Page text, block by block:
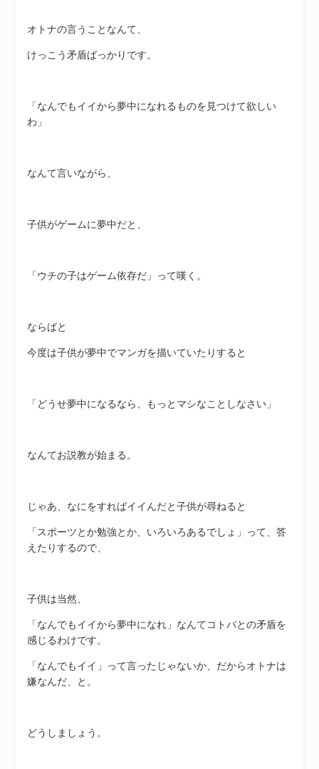
オトナの言うことなんて、
けっこう矛盾ばっかりです。
「なんでもイイから夢中になれるものを見つけて欲しい
わ」
なんて言いながら、
子供がゲームに夢中だと、
「ウチの子はゲーム依存だ」って嘆く。
ならばと
今度は子供が夢中でマンガを描いていたりすると
「どうせ夢中になるなら、もっとマシなことしなさい」
なんてお説教が始まる。
じゃあ、なにをすればイイんだと子供が尋ねると
「スポーツとか勉強とか、いろいろあるでしょ」って、答
えたりするので、
子供は当然、
「なんでもイイから夢中になれ」なんてコトバとの矛盾を
感じるわけです。
「なんでもイイ」って言ったじゃないか、だからオトナは
嫌なんだ、と。
どうしましょう。